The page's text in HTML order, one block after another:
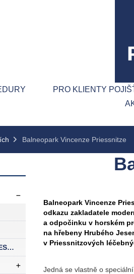
PRO KLIENTY
Balneopark Vincenze Priessnitze
BALNEOPARK VINCENZE PRIESSNITZE
Balneopark Vincenze
odkazu zakladatele
a odpočinku v horském
na hřebeny Hrubého
v Priessnitzových
Jedná se vlastně o